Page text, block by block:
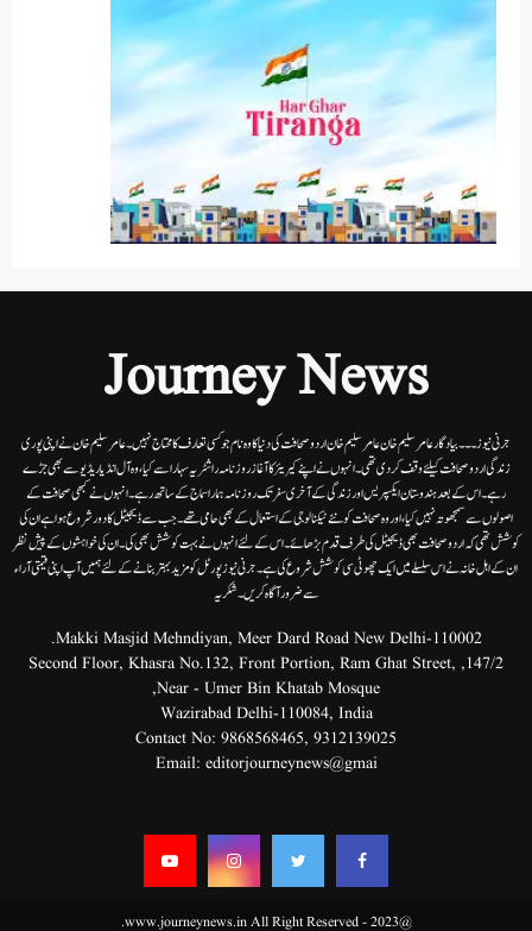
Journey News
جرنی نیوز۔۔۔بیاد گار عامر سلیم خان عامر سلیم خان اردوصحافت کی دنیا کاوہ نام جو کسی تعارف کا محتاج نہیں۔عامرسلیم خان نے اپنی پوری
زندگی اردوصحافت کیلئے وقف کردی تھی۔انہوں نے اپنے کیریئر کا آغاز روزنامہ راشٹریہ سہارا سے کیا،وہ آل انڈیا ریڈیوسے بھی جڑے
رہے۔ اس کے بعد ہندوستان ایکسپریس اور زندگی کے آخری سفر تک روزنامہ ہمارا سماج کے ساتھ رہے۔ انہوں نے کبھی صحافت کے
اصولوں سے سمجھوتہ نہیں کیا، اور وہ صحافت کو نئے ٹیکنالوجی کے استعمال کے بھی حامی تھے۔ جب سے ڈیجیٹل کا دور شروع ہوا ہے ان کی
کوشش تھی کہ اردو صحافت بھی ڈیجیٹل کی طرف قدم بڑھائے۔ اس کے لئے انہوں نے بہت کوشش بھی کی۔ ان کی خواہشوں کے پیش نظر
ان کے اہل خانہ نے اس سلسلے میں ایک چھوٹی سی کوشش شروع کی ہے۔جرنی نیوز پورٹل کو مزید بہتر بنانے کے لئے ہمیں آپ اپنی قیمتی آراء
سے ضرور آگاہ کریں۔شکریہ
Makki Masjid Mehndiyan, Meer Dard Road New Delhi-110002.
147/2, Second Floor, Khasra No.132, Front Portion, Ram Ghat Street,
Near - Umer Bin Khatab Mosque,
Wazirabad Delhi-110084, India
Contact No: 9868568465, 9312139025
Email: editorjourneynews@gmai
@2023 - www.journeynews.in All Right Reserved.